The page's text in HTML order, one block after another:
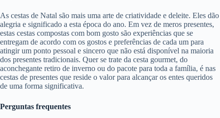
As cestas de Natal são mais uma arte de criatividade e deleite. Eles dão
alegria e significado a esta época do ano. Em vez de meros presentes,
estas cestas compostas com bom gosto são experiências que se
entregam de acordo com os gostos e preferências de cada um para
atingir um ponto pessoal e sincero que não está disponível na maioria
dos presentes tradicionais. Quer se trate da cesta gourmet, do
aconchegante retiro de inverno ou do pacote para toda a família, é nas
cestas de presentes que reside o valor para alcançar os entes queridos
de uma forma significativa.
Perguntas frequentes